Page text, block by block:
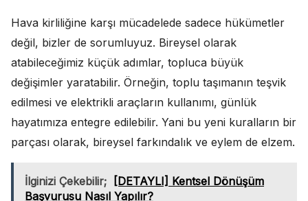
Hava kirliliğine karşı mücadelede sadece hükümetler
değil, bizler de sorumluyuz. Bireysel olarak
atabileceğimiz küçük adımlar, topluca büyük
değişimler yaratabilir. Örneğin, toplu taşımanın teşvik
edilmesi ve elektrikli araçların kullanımı, günlük
hayatımıza entegre edilebilir. Yani bu yeni kuralların bir
parçası olarak, bireysel farkındalık ve eylem de elzem.
İlginizi Çekebilir;
[DETAYLI] Kentsel Dönüşüm
Başvurusu Nasıl Yapılır?